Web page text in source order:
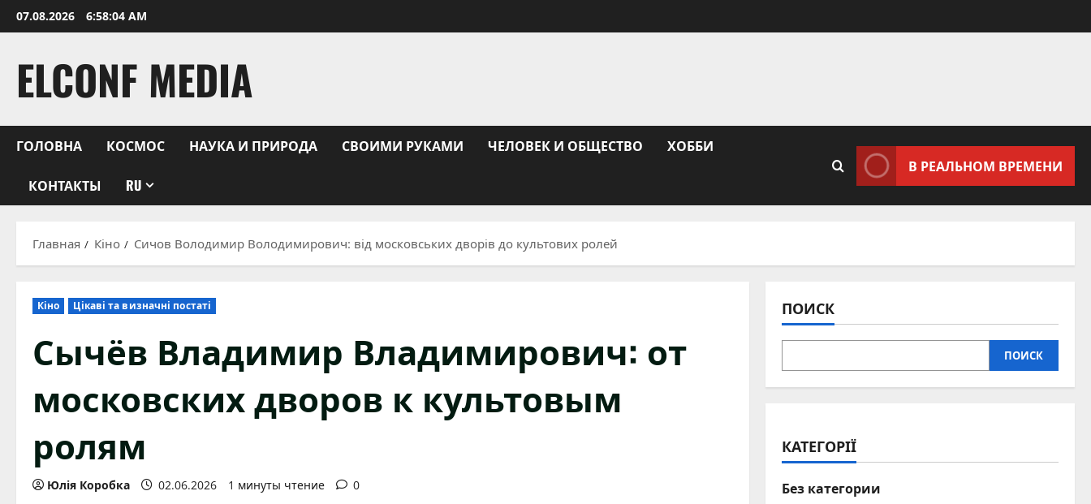
Перейти
к
07.08.2026 6:58:05 AM
ELCONF MEDIA
ГОЛОВНА КОСМОС НАУКА И ПРИРОДА СВОИМИ РУКАМИ ЧЕЛОВЕК И ОБЩЕСТВО ХОББИ
КОНТАКТЫ RU
В РЕАЛЬНОМ ВРЕМЕНИ
Главная Кіно Сичов Володимир Володимирович: від московських дворів до культових ролей
Кіно Цікаві та визначні постаті
Сычёв Владимир Владимирович: от
московских дворов к культовым
ролям
Юлія Коробка 02.06.2026 1 минуты чтение 0
ПОИСК
ПОИСК
КАТЕГОРІЇ
Без категории